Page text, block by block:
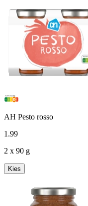
AH Pesto rosso
1 .99
2 x 90 g
Kies